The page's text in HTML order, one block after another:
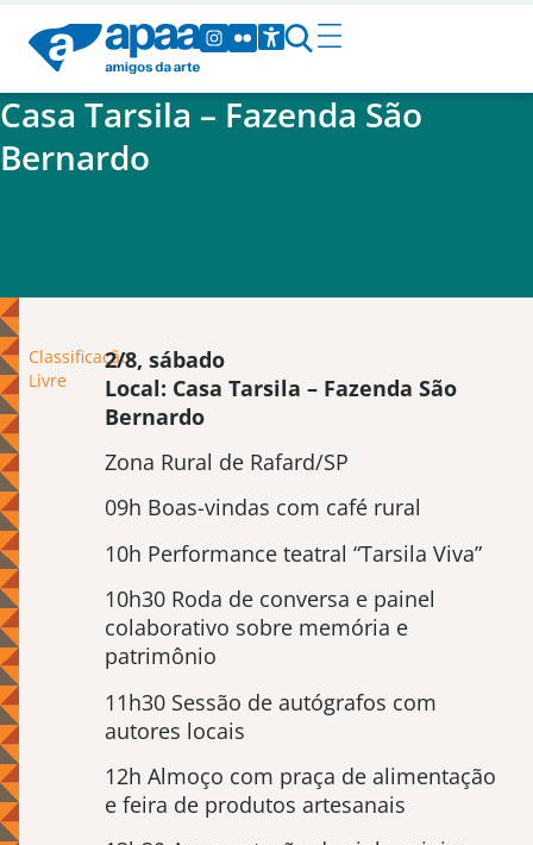
Casa Tarsila – Fazenda São
Bernardo
Classificação
Livre
2/8, sábado
Local: Casa Tarsila – Fazenda São
Bernardo
Zona Rural de Rafard/SP
09h Boas-vindas com café rural
10h Performance teatral “Tarsila Viva”
10h30 Roda de conversa e painel
colaborativo sobre memória e
patrimônio
11h30 Sessão de autógrafos com
autores locais
12h Almoço com praça de alimentação
e feira de produtos artesanais